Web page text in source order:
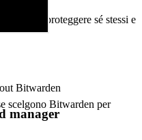
per proteggere sé stessi e
scelgono Bitwarden per
Bitwarden
manager